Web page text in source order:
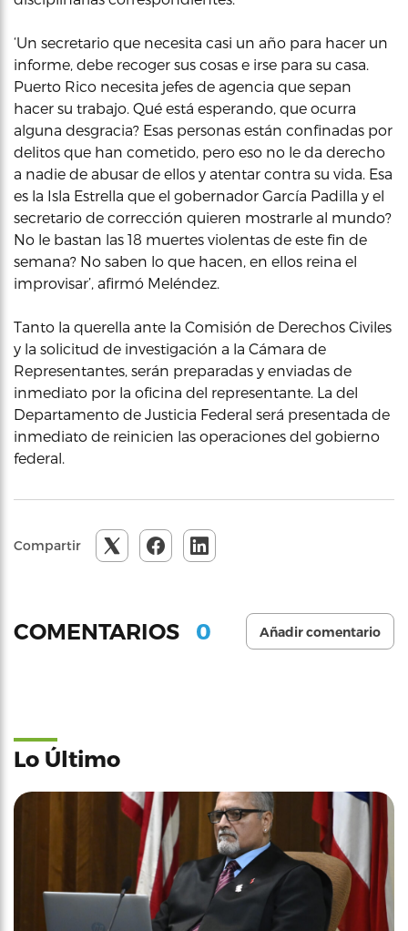
‘Un secretario que necesita casi un año para hacer un
informe, debe recoger sus cosas e irse para su casa.
Puerto Rico necesita jefes de agencia que sepan
hacer su trabajo. Qué está esperando, que ocurra
alguna desgracia? Esas personas están confinadas por
delitos que han cometido, pero eso no le da derecho
a nadie de abusar de ellos y atentar contra su vida. Esa
es la Isla Estrella que el gobernador García Padilla y el
secretario de corrección quieren mostrarle al mundo?
No le bastan las 18 muertes violentas de este fin de
semana? No saben lo que hacen, en ellos reina el
improvisar’, afirmó Meléndez.
Tanto la querella ante la Comisión de Derechos Civiles
y la solicitud de investigación a la Cámara de
Representantes, serán preparadas y enviadas de
inmediato por la oficina del representante. La del
Departamento de Justicia Federal será presentada de
inmediato de reinicien las operaciones del gobierno
federal.
Compartir
COMENTARIOS 0 Añadir comentario
Lo Último